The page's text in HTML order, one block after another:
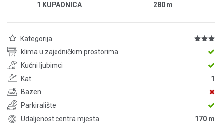
1 KUPAONICA 280 m
Kategorija
klima u zajedničkim prostorima
Kućni ljubimci
Kat
1
Bazen
Parkiralište
Udaljenost centra mjesta
170 m